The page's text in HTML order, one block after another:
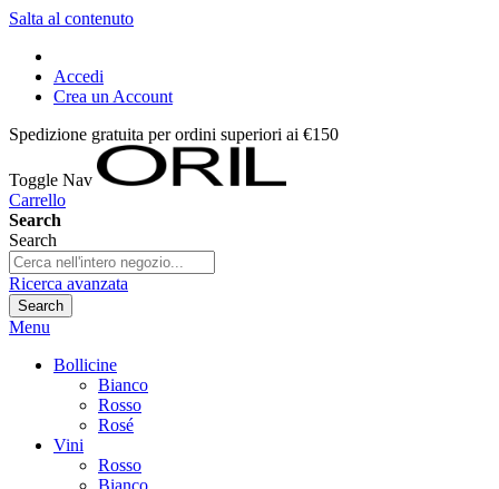
Salta al contenuto
Accedi
Crea un Account
Spedizione gratuita per ordini superiori ai €150
Toggle Nav
Carrello
Search
Search
Ricerca avanzata
Search
Menu
Bollicine
Bianco
Rosso
Rosé
Vini
Rosso
Bianco